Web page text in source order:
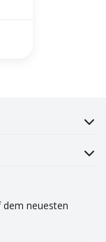
neuesten